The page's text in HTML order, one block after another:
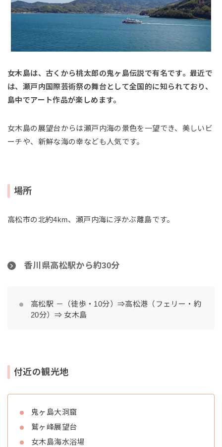
女木島は、古くから桃太郎の鬼ヶ島伝説で有名です。最近で
は、瀬戸内国際芸術祭の舞台として全国的に知られており、
島中でアート作品が楽しめます。
女木島の展望台からは瀬戸内海の景色を一望でき、美しいビ
ーチや、新鮮な海の幸なども人気です。
場所
高松市の北約4km、瀬戸内海に浮かぶ離島です。
香川県高松駅から約30分
高松駅 －（徒歩・10分）⇒高松港（フェリー・約
20分）⇒ 女木島
付近の観光地
鬼ヶ島大洞窟
鷲ヶ峰展望台
女木島海水浴場